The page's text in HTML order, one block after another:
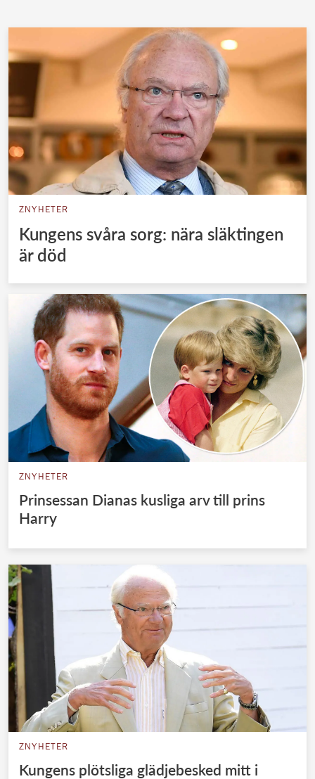
Danska kungahuset
Spanska kungahuset
Nederländska kungahuset
Belgiska kungahuset
Jordanska kungahuset
Luxemburgska storhertighuset
Japanska kejsarhuset
Marockanska kungahuset
ZNYHETER
Kungens svåra sorg: nära släktingen
är död
ZNYHETER
Prinsessan Dianas kusliga arv till prins
Harry
ZNYHETER
Kungens plötsliga glädjebesked mitt i